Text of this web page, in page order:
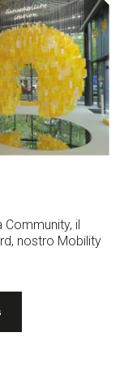
Community, il
nostro Mobility